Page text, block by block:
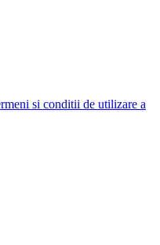
si conditii de utilizare a